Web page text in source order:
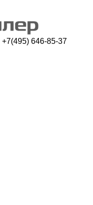
+7(495) 646-85-37